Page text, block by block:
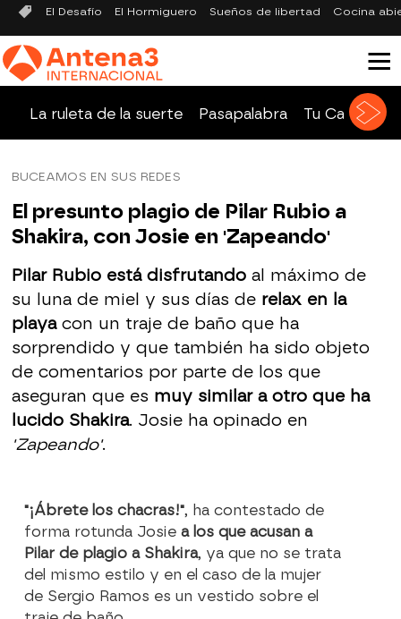
El Desafío El Hormiguero Sueños de libertad Cocina
La ruleta de la suerte Pasapalabra Tu Cara Me
BUCEAMOS EN SUS REDES
El presunto plagio de Pilar Rubio a
Shakira, con Josie en 'Zapeando'
Pilar Rubio está disfrutando al máximo de
su luna de miel y sus días de relax en la
playacon un traje de baño que ha
sorprendido y que también ha sido objeto
de comentarios por parte de los que
aseguran que es muy similar a otro que ha
lucido Shakira. Josie ha opinado en
'Zapeando'.
"¡Ábrete los chacras!", ha contestado de
forma rotunda Josiea los que acusan a
Pilar de plagio a Shakira, ya que no se trata
del mismo estilo y en el caso de la mujer
de Sergio Ramos es un vestido sobre el